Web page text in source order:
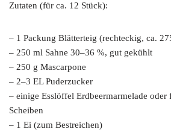
Zutaten (für ca. 12 Stück):
– 1 Packung Blätterteig (rechteckig, ca.
– 250 ml Sahne 30–36 %, gut gekühlt
– 250 g Mascarpone
– 2–3 EL Puderzucker
– einige Esslöffel Erdbeermarmelade oder
Scheiben
– 1 Ei (zum Bestreichen)